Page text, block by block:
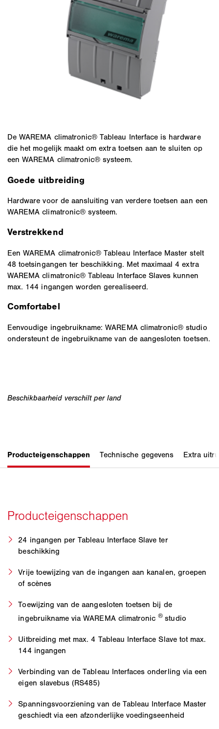
De WAREMA climatronic® Tableau Interface is hardware
die het mogelijk maakt om extra toetsen aan te sluiten op
een WAREMA climatronic® systeem.
Goede uitbreiding
Hardware voor de aansluiting van verdere toetsen aan een
WAREMA climatronic® systeem.
Verstrekkend
Een WAREMA climatronic® Tableau Interface Master stelt
48 toetsingangen ter beschikking. Met maximaal 4 extra
WAREMA climatronic® Tableau Interface Slaves kunnen
max. 144 ingangen worden gerealiseerd.
Comfortabel
Eenvoudige ingebruikname: WAREMA climatronic® studio
ondersteunt de ingebruikname van de aangesloten toetsen.
24 ingangen per Tableau Interface Slave ter
beschikking
Vrije toewijzing van de ingangen aan kanalen, groepen
of scènes
Toewijzing van de aangesloten toetsen bij de
ingebruikname via WAREMA climatronic® studio
Uitbreiding met max. 4 Tableau Interface Slave tot max.
144 ingangen
Verbinding van de Tableau Interfaces onderling via een
eigen slavebus (RS485)
Spanningsvoorziening van de Tableau Interface Master
geschiedt via een afzonderlijke voedingseenheid